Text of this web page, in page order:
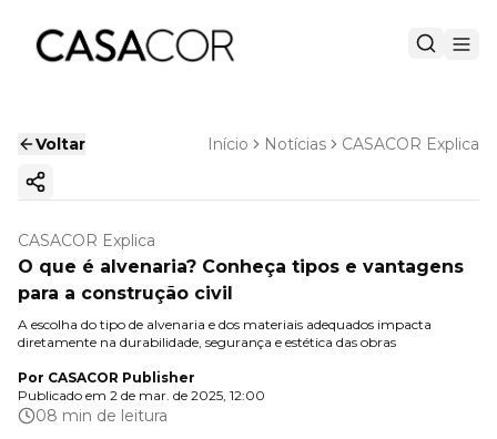
Voltar Início Notícias CASACOR Explica
Copiar link
CASACOR Explica
O que é alvenaria? Conheça tipos e vantagens
para a construção civil
A escolha do tipo de alvenaria e dos materiais adequados impacta
diretamente na durabilidade, segurança e estética das obras
Por CASACOR Publisher
Publicado em 2 de mar. de 2025, 12:00
08 min de leitura